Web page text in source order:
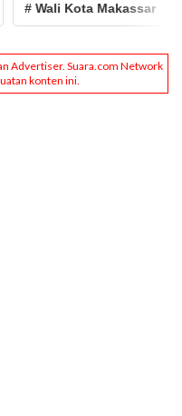
# Wali Kota Makassar